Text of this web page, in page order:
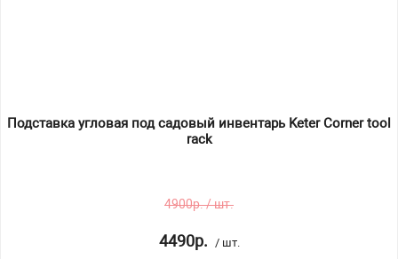
Подставка угловая под садовый инвентарь Keter Corner tool
rack
4900р. / шт.
4490р. / шт.